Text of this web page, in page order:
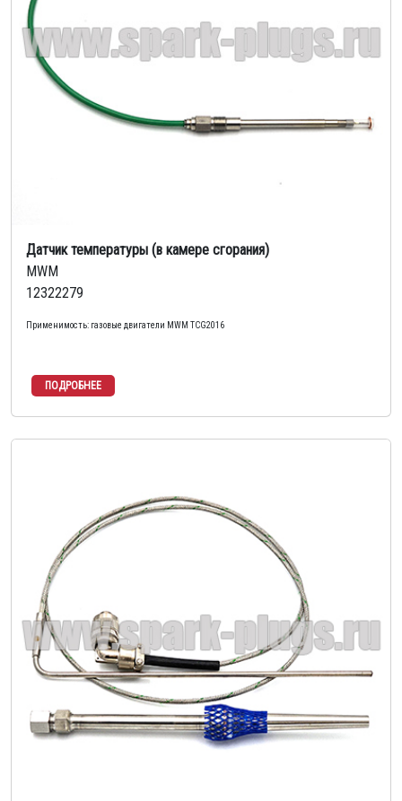
Датчик температуры (в камере сгорания)
MWM
12322279
Применимость: газовые двигатели MWM TCG2016